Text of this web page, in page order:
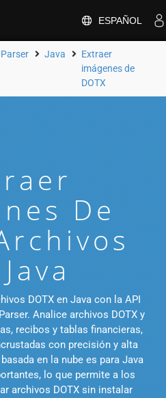
ESPAÑOL
Java
Extraer
imágenes de
DOTX
De
DOTX en Java con la API
Analice archivos DOTX y
recibos y tablas financieras,
con precisión y alta
en la nube es para Java
lo que permite a los
archivos DOTX sin instalar